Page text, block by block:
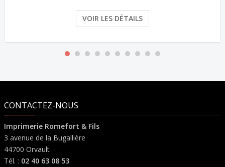
VOIR LES DÉTAILS
CONTACTEZ-NOUS
Imprimerie Romefort & Fils
3 avenue de la Bugallière
44700 Orvault
Tél. : 02 40 63 08 53